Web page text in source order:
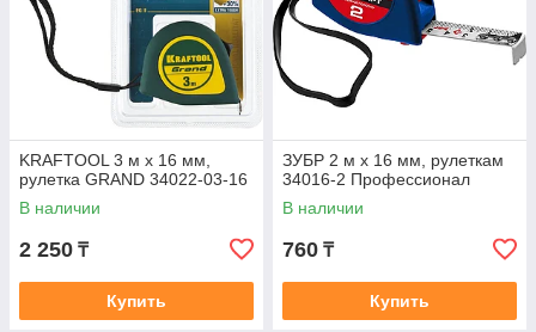
KRAFTOOL 3 м х 16 мм,
рулетка GRAND 34022-03-16
В наличии
2 250 ₸
Купить
ЗУБР 2 м х 16 мм, рулеткам
34016-2 Профессионал
В наличии
760 ₸
Купить